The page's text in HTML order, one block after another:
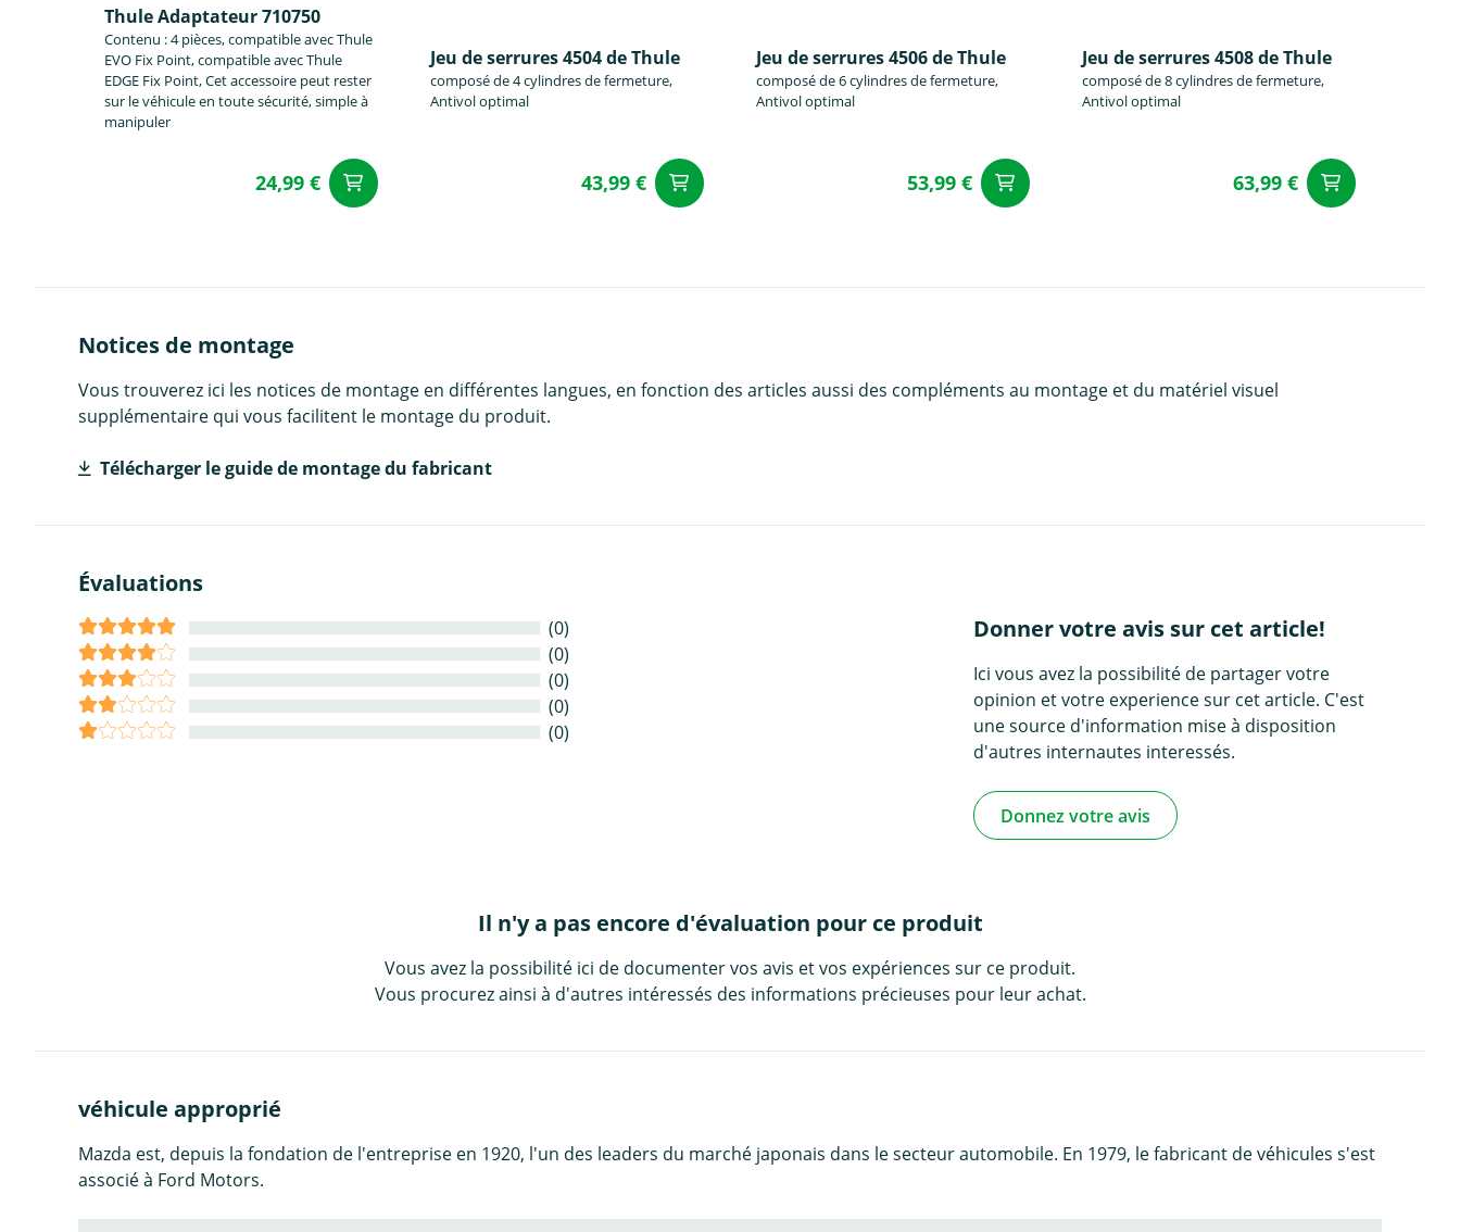
Thule Adaptateur 710750
Contenu : 4 pièces, compatible avec Thule
EVO Fix Point, compatible avec Thule
EDGE Fix Point, Cet accessoire peut rester
sur le véhicule en toute sécurité, simple à
manipuler
24,99 €
Jeu de serrures 4504 de Thule
composé de 4 cylindres de fermeture,
Antivol optimal
43,99 €
Jeu de serrures 4506 de Thule
composé de 6 cylindres de fermeture,
Antivol optimal
53,99 €
Jeu de serrures 4508 de Thule
composé de 8 cylindres de fermeture,
Antivol optimal
63,99 €
Notices de montage
Vous trouverez ici les notices de montage en différentes langues, en fonction des articles aussi des compléments au montage et du matériel visuel
supplémentaire qui vous facilitent le montage du produit.
Télécharger le guide de montage du fabricant
Évaluations
(0)
(0)
(0)
(0)
(0)
Donner votre avis sur cet article!
Ici vous avez la possibilité de partager votre
opinion et votre experience sur cet article. C'est
une source d'information mise à disposition
d'autres internautes interessés.
Donnez votre avis
Il n'y a pas encore d'évaluation pour ce produit
Vous avez la possibilité ici de documenter vos avis et vos expériences sur ce produit.
Vous procurez ainsi à d'autres intéressés des informations précieuses pour leur achat.
véhicule approprié
Mazda est, depuis la fondation de l'entreprise en 1920, l'un des leaders du marché japonais dans le secteur automobile. En 1979, le fabricant de véhicules s'est
associé à Ford Motors.